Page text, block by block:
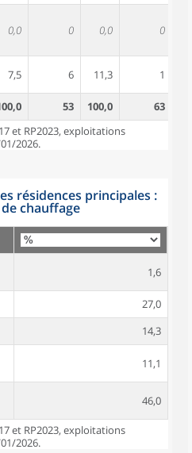
0,0 0 0,0 0
7,5 6 11,3 1
53 100,0 63
et RP2023, exploitations
2026.
résidences principales :
chauffage
1,6
27,0
14,3
11,1
46,0
et RP2023, exploitations
2026.